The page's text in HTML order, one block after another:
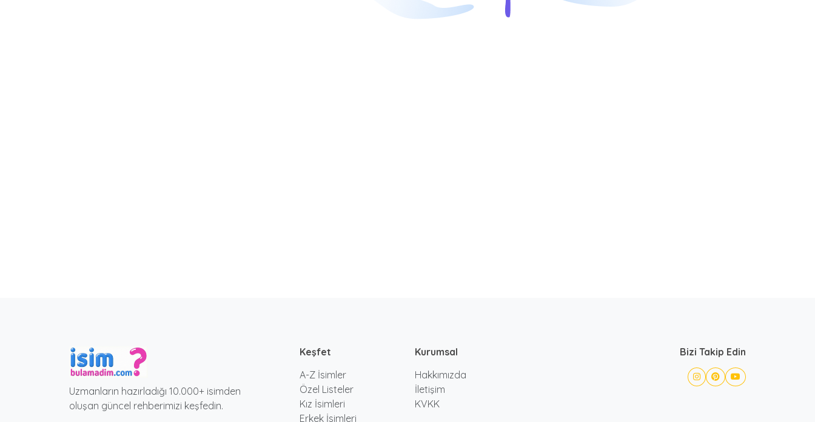
Uzmanların hazırladığı 10.000+ isimden
oluşan güncel rehberimizi keşfedin.
Keşfet
A-Z İsimler
Özel Listeler
Kız İsimleri
Erkek İsimleri
Kurumsal
Hakkımızda
İletişim
KVKK
Bizi Takip Edin